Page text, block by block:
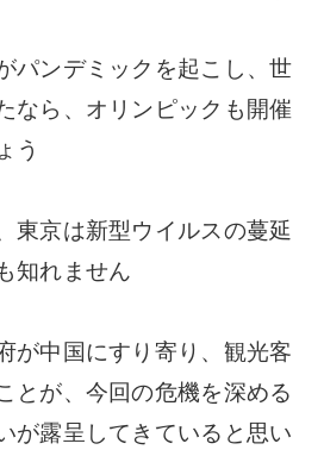
パンデミックを起こし、世
なら、オリンピックも開催
う
東京は新型ウイルスの蔓延
知れません
が中国にすり寄り、観光客
とが、今回の危機を深める
が露呈してきていると思い